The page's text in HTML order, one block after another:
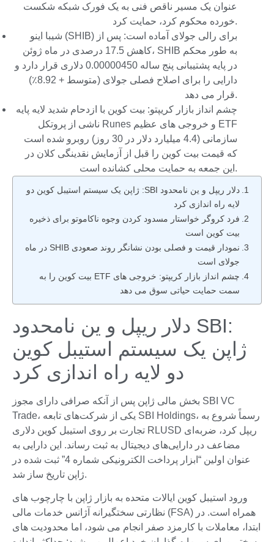
عنوان یک مسیر ناقص فنی به یک فورک شبکه شکست
خورده محکوم کرد، حمایت کرد.
شیبا اینو (SHIB) برای رالی جولای آماده است: پس از
کاهش 17.5 درصدی در ماه ژوئن، SHIB به طور محکم
در پایه پشتیبانی پنج ساله 0.00000450 دلاری قرار دارد و
دارایی را برای اصلاح فصلی جولای (متوسط ​​+ 8.92٪)
قرار می دهد.
چشم انداز بازار کریپتو: بیت کوین با ازدحام شدید لایه پایه
ناشی از پروتکل Runes و خروجی های عظیم ETF
سازمانی (4.4 میلیارد دلار در 30 روز) روبرو شده است
که قیمت بیت کوین را قبل از آزمایش نقدینگی کلان در
این جمعه به حمایت محلی کشانده است.
دلار ریپل و ین نامحدود SBI: ژاپن یک سیستم استیبل کوین دو
لایه راه اندازی کرد
فرد کروگر خواستار مسدود کردن وجوه ناکاموتو برای ذخیره
بیت کوین است
نمودار قیمت و فصلی بودن نشانگر روند صعودی SHIB در ماه
جولای است
چشم انداز بازار کریپتو: خروجی های ETF بیت کوین را به
سمت حمایت حیاتی سوق می دهد
دلار ریپل و ین نامحدود SBI:
ژاپن یک سیستم استیبل کوین
دو لایه راه اندازی کرد
بخش مالی ژاپن پس از آنکه صرافی دارای مجوز SBI VC
Trade، یکی از شرکت‌های تابعه SBI Holdings، رسماً شروع به
تجارت بر روی استیبل کوین دلاری RLUSD ریپل کرد، ضربه‌ای
مضاعف در دارایی‌های دیجیتال به ثبت رساند. این دارایی به
عنوان اولین “ابزار پرداخت الکترونیکی شماره 4” ثبت شده در
ژاپن تاریخ ساز شد.
ورود استیبل کوین ایالات متحده به بازار ژاپن با چارچوب های
نظارتی سختگیرانه آژانس خدمات مالی (FSA) همراه است. در
ابتدا، معاملات با کارمزد صفر انجام می شود، اما محدودیت های